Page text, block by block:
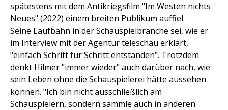
spätestens mit dem Antikriegsfilm "Im Westen nichts
Neues" (2022) einem breiten Publikum auffiel.
Seine Laufbahn in der Schauspielbranche sei, wie er
im Interview mit der Agentur teleschau erklärt,
"einfach Schritt für Schritt entstanden". Trotzdem
denkt Hilmer "immer wieder" auch darüber nach, wie
sein Leben ohne die Schauspielerei hätte aussehen
können. "Ich bin nicht ausschließlich am
Schauspielern, sondern sammle auch in anderen